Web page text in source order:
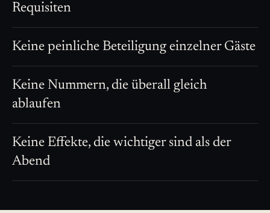
Requisiten
Keine peinliche Beteiligung einzelner Gäste
Keine Nummern, die überall gleich
ablaufen
Keine Effekte, die wichtiger sind als der
Abend